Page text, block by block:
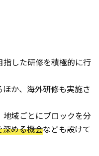
指した研修を積極的に行
か、海外研修も実施さ
地域ごとにブロックを分
深める機会なども設けて